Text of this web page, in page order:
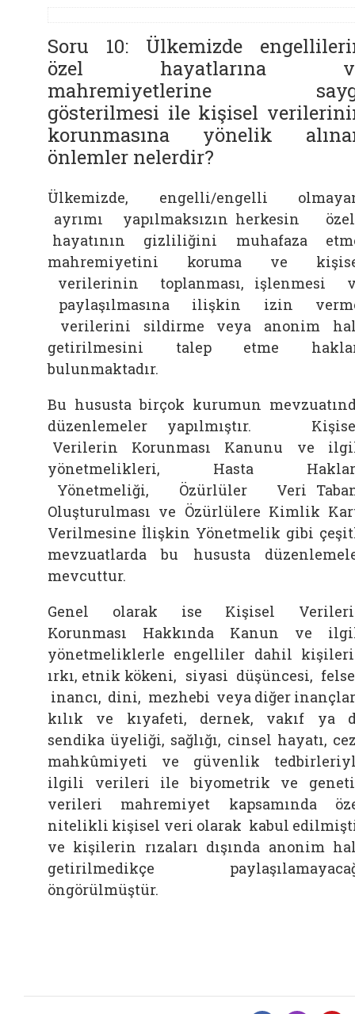
Soru 10: Ülkemizde
özel hayatlarına
mahremiyetlerine
gösterilmesi ile kişisel
korunmasına yönelik
önlemler nelerdir?
Ülkemizde, engelli/engelli
ayrımı yapılmaksızın herkesin
hayatının gizliliğini muhafaza
mahremiyetini koruma ve
verilerinin toplanması, işlenmesi
paylaşılmasına ilişkin izin
verilerini sildirme veya anonim
getirilmesini talep etme
bulunmaktadır.
Bu hususta birçok kurumun
düzenlemeler yapılmıştır.
Verilerin Korunması Kanunu ve
yönetmelikleri, Hasta
Yönetmeliği, Özürlüler Veri
Oluşturulması ve Özürlülere Kimlik
Verilmesine İlişkin Yönetmelik gibi
mevzuatlarda bu hususta
mevcuttur.
Genel olarak ise Kişisel
Korunması Hakkında Kanun ve
yönetmeliklerle engelliler dahil
ırkı, etnik kökeni, siyasi düşüncesi,
inancı, dini, mezhebi veya diğer
kılık ve kıyafeti, dernek, vakıf ya
sendika üyeliği, sağlığı, cinsel hayatı,
mahkûmiyeti ve güvenlik
ilgili verileri ile biyometrik ve
verileri mahremiyet kapsamında
nitelikli kişisel veri olarak kabul
ve kişilerin rızaları dışında anonim
getirilmedikçe
öngörülmüştür.